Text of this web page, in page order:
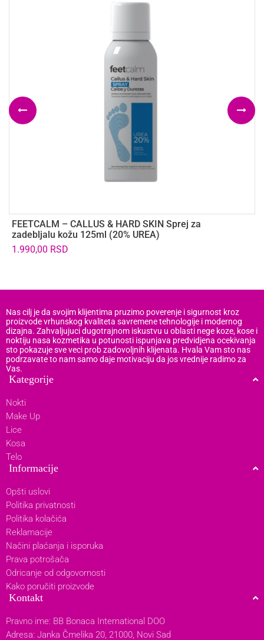
FEETCALM – CALLUS & HARD SKIN Sprej za
zadebljalu kožu 125ml (20% UREA)
1.990,00 RSD
Nas cilj je da svojim klijentima pruzimo poverenje i sigurnost kroz
proizvode vrhunskog kvaliteta savremene tehnologije i modernog
dizajna. Zahvaljujuci dugotrajnom iskustvu u oblasti nege koze, kose i
noktiju nasa kozmetika u potunosti ispunjava predvidjena ocekivanja
sto pokazuje sve veci prob zadovoljnih klijenata. Hvala Vam sto nas
podrzavate to nam samo daje motivaciju da jos vrednije radimo za
Vas.
Kategorije
Nokti
Make Up
Lice
Kosa
Telo
Informacije
Opšti uslovi
Politika privatnosti
Politika kolačića
Reklamacije
Načini plaćanja i isporuka
Prava potrošača
Odricanje od odgovornosti
Kako poručiti proizvode
Kontakt
Pravno ime: BB Bonaca International DOO
Adresa: Janka Čmelika 20, 21000, Novi Sad